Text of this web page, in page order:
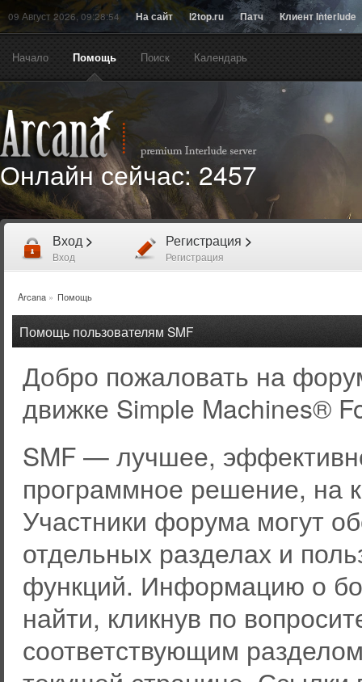
09 Август 2026, 09:28:54 На сайт l2top.ru Патч Клиент Interlude
Начало Помощь Поиск Календарь
Онлайн сейчас:2457
Вход >
Вход
Регистрация >
Регистрация
Arcana» Помощь
Помощь пользователям SMF
Добро пожаловать на
движке Simple Machines®
SMF — лучшее,
программное решение, на
Участники форума могут
отдельных разделах и
функций. Информацию о
найти, кликнув по
соответствующим